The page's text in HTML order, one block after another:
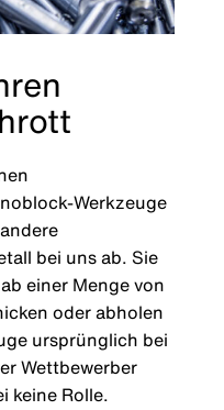
Werkzeuge
bei uns ab. Sie
einer Menge von
oder abholen
ursprünglich bei
Wettbewerber
keine Rolle.